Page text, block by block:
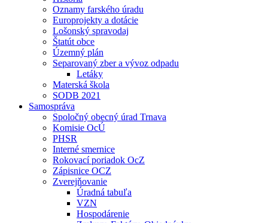
Oznamy farského úradu
Europrojekty a dotácie
Lošonský spravodaj
Štatút obce
Územný plán
Separovaný zber a vývoz odpadu
Letáky
Materská škola
SODB 2021
Samospráva
Spoločný obecný úrad Trnava
Komisie OcÚ
PHSR
Interné smernice
Rokovací poriadok OcZ
Zápisnice OCZ
Zverejňovanie
Úradná tabuľa
VZN
Hospodárenie